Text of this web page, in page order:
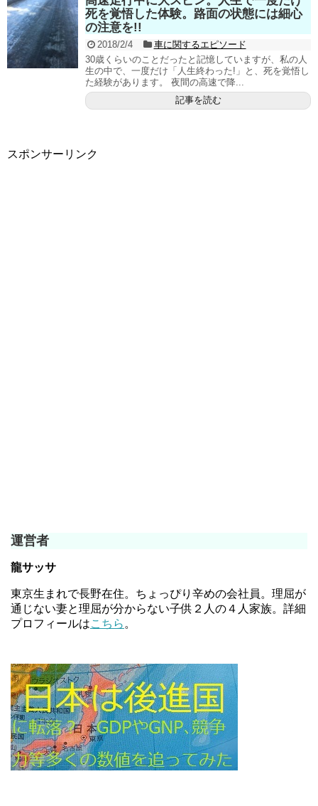
死を覚悟した体験。路面の状態には細心
の注意を!!
2018/2/4
車に関するエピソード
30歳くらいのことだったと記憶していますが、私の人
生の中で、一度だけ「人生終わった!」と、死を覚悟し
た経験があります。 夜間の高速で降...
記事を読む
スポンサーリンク
運営者
龍サッサ
東京生まれで長野在住。ちょっぴり辛めの会社員。理屈が
通じない妻と理屈が分からない子供２人の４人家族。詳細
プロフィールはこちら 。